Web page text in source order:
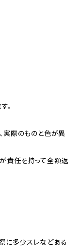
。
実際のものと色が異
責任を持って全額返
に多少スレなどある